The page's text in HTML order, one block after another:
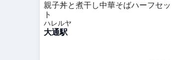
親子丼と煮干し中華そばハーフセッ
ト
ハレルヤ
大通駅